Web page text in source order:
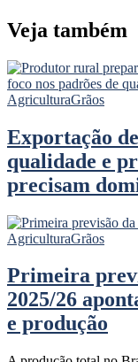
Veja também
AgriculturaGrãos
Exportação
qualidade e
precisam
AgriculturaGrãos
Primeira
2025/26
e produção